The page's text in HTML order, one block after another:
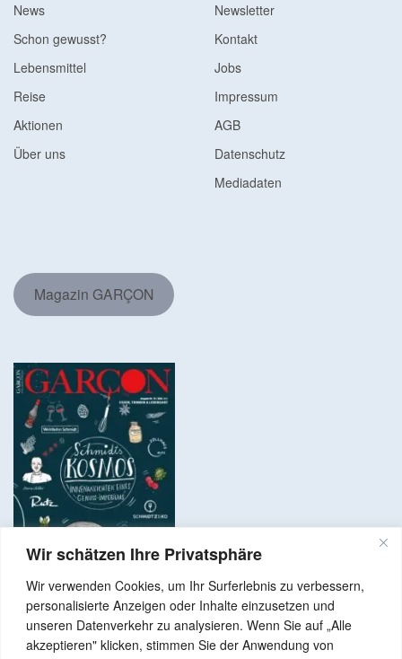
Wir schätzen Ihre Privatsphäre
Wir verwenden Cookies, um Ihr Surferlebnis zu verbessern,
personalisierte Anzeigen oder Inhalte einzusetzen und
unseren Datenverkehr zu analysieren. Wenn Sie auf „Alle
akzeptieren" klicken, stimmen Sie der Anwendung von
News
Schon gewusst?
Lebensmittel
Reise
Aktionen
Über uns
Newsletter
Kontakt
Jobs
Impressum
AGB
Datenschutz
Mediadaten
Magazin GARÇON
Copyright © 2024 Alle Rechte vorbehalten. GenussNetzwerk.com